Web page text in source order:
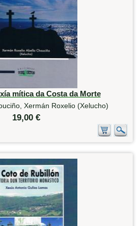
mítica da Costa da Morte
Xermán Roxelio (Xelucho)
19,00 €